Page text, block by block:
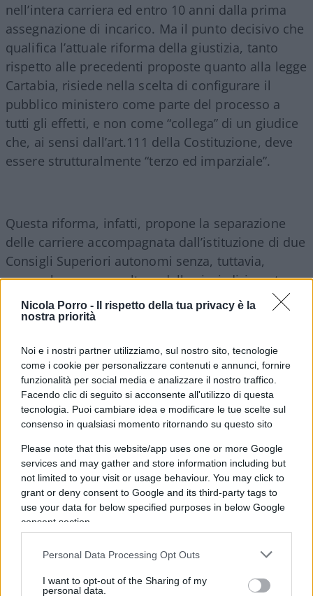
Nicola Porro -
Il rispetto della tua privacy è la
nostra priorità
Noi e i nostri partner utilizziamo, sul nostro sito, tecnologie
come i cookie per personalizzare contenuti e annunci, fornire
funzionalità per social media e analizzare il nostro traffico.
Facendo clic di seguito si acconsente all'utilizzo di questa
tecnologia. Puoi cambiare idea e modificare le tue scelte sul
consenso in qualsiasi momento ritornando su questo sito
Please note that this website/app uses one or more Google
services and may gather and store information including but
not limited to your visit or usage behaviour. You may click to
grant or deny consent to Google and its third-party tags to
use your data for below specified purposes in below Google
consent section.
Personal Data Processing Opt Outs
I want to opt-out of the Sharing of my
personal data.
nell’intera carriera ed entro 10 anni dalla prima
assegnazione di incarico. Ma il punto decisivo che
qualifica l’attuale riforma della giustizia, tanto
rispetto alle precedenti proposte quanto alla legge
Cartabia, risiede nella scelta di configurare il
pubblico ministero come parte del processo a
tutti gli effetti, e non come “collega” di un giudice
che, ai sensi dall’art.111 della Costituzione, deve
essere strutturalmente “terzo ed imparziale”.
Questa riforma, infatti, propone la separazione
delle carriere accompagnata dall’istituzione di due
Consigli Superiori autonomi senza, tuttavia,
negare la comune cultura della giurisdizione tra
magistrati giudicanti e magistrati inquirenti.
D’altra parte, in un modello accusatorio come
ordinamento è stata già delineata la figura di un
giudice terzo rispetto alle parti, anche rispetto al
pubblico ministero che, nel giudizio, è parte a tutti
gli effetti, essendo titolare delloius persequendi
iudicio quod sibi societati debetur. Quest’ultimo,
infatti, ha proprio il compito di rappresentare
l’interesse generale dello Stato all’interno del
processo. Ma la necessità di separare le carriere –
oltre che le funzioni – di magistrati giudicanti e
magistrati inquirenti – non è affatto recente. Già
influenzato dalla cultura illuministica partenopea
e, in particolare, dal pensiero di Gaetano Filangieri